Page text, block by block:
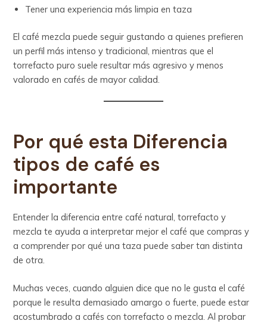
Tener una experiencia más limpia en taza
El café mezcla puede seguir gustando a quienes prefieren
un perfil más intenso y tradicional, mientras que el
torrefacto puro suele resultar más agresivo y menos
valorado en cafés de mayor calidad.
Por qué esta Diferencia
tipos de café es
importante
Entender la diferencia entre café natural, torrefacto y
mezcla te ayuda a interpretar mejor el café que compras y
a comprender por qué una taza puede saber tan distinta
de otra.
Muchas veces, cuando alguien dice que no le gusta el café
porque le resulta demasiado amargo o fuerte, puede estar
acostumbrado a cafés con torrefacto o mezcla. Al probar